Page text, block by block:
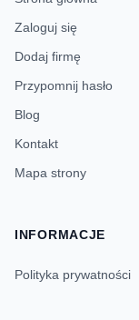
Zaloguj się
Dodaj firmę
Przypomnij hasło
Blog
Kontakt
Mapa strony
INFORMACJE
Polityka prywatności